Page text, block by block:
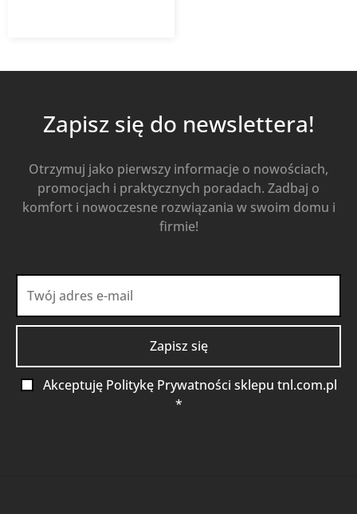
Zapisz się do newslettera!
Otrzymuj jako pierwszy informacje o nowościach,
promocjach i praktycznych poradach. Zadbaj o
komfort i nowoczesne rozwiązania w swoim domu i
firmie!
Akceptuję Politykę Prywatności sklepu tnl.com.pl
*